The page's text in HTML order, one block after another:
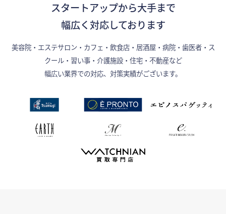
スタートアップから大手まで
幅広く対応しております
美容院・エステサロン・カフェ・飲食店・居酒屋・病院・歯医者・ス
クール・習い事・介護施設・住宅・不動産など
幅広い業界での対応、対策実績がございます。